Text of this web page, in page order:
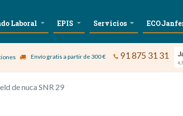
Laboral EPIS Servicios
Envío gratis a partir de 300 € 91 875 31 31
de nuca SNR 29